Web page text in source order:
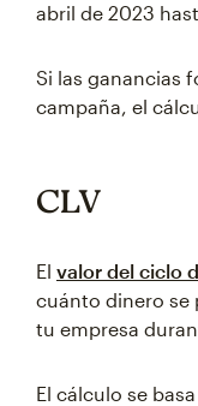
abril de 2023
Si las ganancias
campaña, el
CLV
El valor del ciclo
cuánto dinero se
tu empresa
El cálculo se